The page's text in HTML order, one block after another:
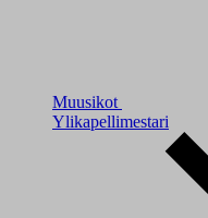
Muusikot
Ylikapellimestari